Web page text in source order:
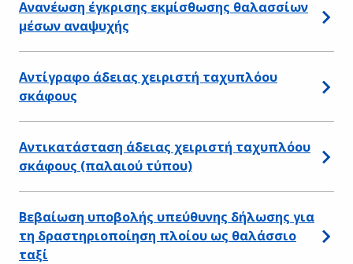
Ανανέωση έγκρισης εκμίσθωσης θαλασσίων
μέσων αναψυχής
Αντίγραφο άδειας χειριστή ταχυπλόου
σκάφους
Αντικατάσταση άδειας χειριστή ταχυπλόου
σκάφους (παλαιού τύπου)
Βεβαίωση υποβολής υπεύθυνης δήλωσης για
τη δραστηριοποίηση πλοίου ως θαλάσσιο
ταξί